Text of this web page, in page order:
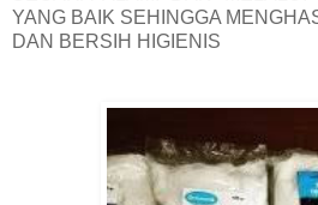
YANG BAIK SEHINGGA
DAN BERSIH HIGIENIS